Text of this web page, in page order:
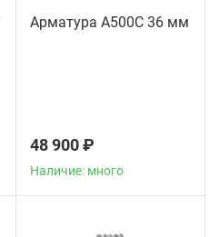
Арматура А500С 36 мм
48 900 ₽
Наличие: много